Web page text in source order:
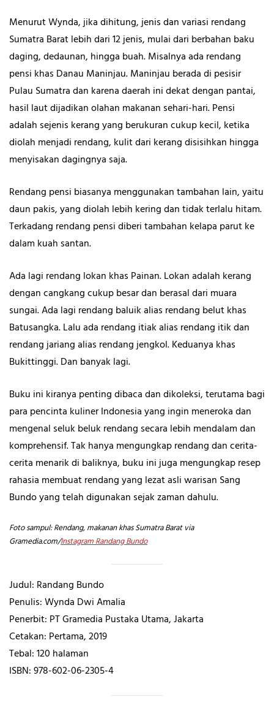
Menurut Wynda, jika dihitung, jenis dan variasi rendang
Sumatra Barat lebih dari 12 jenis, mulai dari berbahan baku
daging, dedaunan, hingga buah. Misalnya ada rendang
pensi khas Danau Maninjau. Maninjau berada di pesisir
Pulau Sumatra dan karena daerah ini dekat dengan pantai,
hasil laut dijadikan olahan makanan sehari-hari. Pensi
adalah sejenis kerang yang berukuran cukup kecil, ketika
diolah menjadi rendang, kulit dari kerang disisihkan hingga
menyisakan dagingnya saja.
Rendang pensi biasanya menggunakan tambahan lain, yaitu
daun pakis, yang diolah lebih kering dan tidak terlalu hitam.
Terkadang rendang pensi diberi tambahan kelapa parut ke
dalam kuah santan.
Ada lagi rendang lokan khas Painan. Lokan adalah kerang
dengan cangkang cukup besar dan berasal dari muara
sungai. Ada lagi rendang baluik alias rendang belut khas
Batusangka. Lalu ada rendang itiak alias rendang itik dan
rendang jariang alias rendang jengkol. Keduanya khas
Bukittinggi. Dan banyak lagi.
Buku ini kiranya penting dibaca dan dikoleksi, terutama bagi
para pencinta kuliner Indonesia yang ingin meneroka dan
mengenal seluk beluk rendang secara lebih mendalam dan
komprehensif. Tak hanya mengungkap rendang dan cerita-
cerita menarik di baliknya, buku ini juga mengungkap resep
rahasia membuat rendang yang lezat asli warisan Sang
Bundo yang telah digunakan sejak zaman dahulu.
Foto sampul: Rendang, makanan khas Sumatra Barat via
Gramedia.com/Instagram Randang Bundo
Judul: Randang Bundo
Penulis: Wynda Dwi Amalia
Penerbit: PT Gramedia Pustaka Utama, Jakarta
Cetakan: Pertama, 2019
Tebal: 120 halaman
ISBN: 978-602-06-2305-4